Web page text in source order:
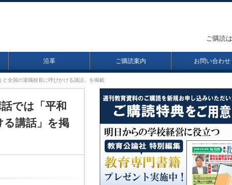
沿革 ご購読案内 お問い合わせ
ご購読
全国の退職校長に呼びかける講話」を掲載
では「平和
る講話」を掲